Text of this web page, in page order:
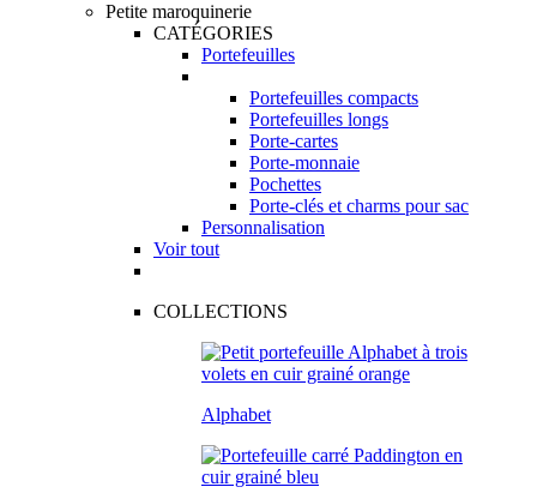
Petite maroquinerie
CATÉGORIES
Portefeuilles
Portefeuilles compacts
Portefeuilles longs
Porte-cartes
Porte-monnaie
Pochettes
Porte-clés et charms pour sac
Personnalisation
Voir tout
COLLECTIONS
Alphabet